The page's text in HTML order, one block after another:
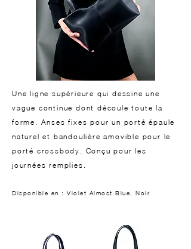
Une ligne supérieure qui dessine une
vague continue dont découle toute la
forme. Anses fixes pour un porté épaule
naturel et bandoulière amovible pour le
porté crossbody. Conçu pour les
journées remplies.
Disponible en : Violet Almost Blue, Noir